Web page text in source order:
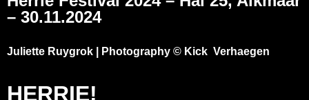
– 30.11.2024
Juliette Ruygrok | Photography © Kick Verhaegen
HERRIE!